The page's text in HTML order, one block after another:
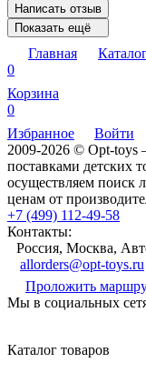
Написать отзыв
Показать ещё
Главная
0
Корзина
0
Избранное
Войти
2009-2026 © Opt-
поставками детских
осуществляем поиск
ценам от
+7 (499) 112-49-58
Контакты:
Россия, Москва,
allorders@opt-toys.ru
Проложить
Мы в социальных
Каталог товаров